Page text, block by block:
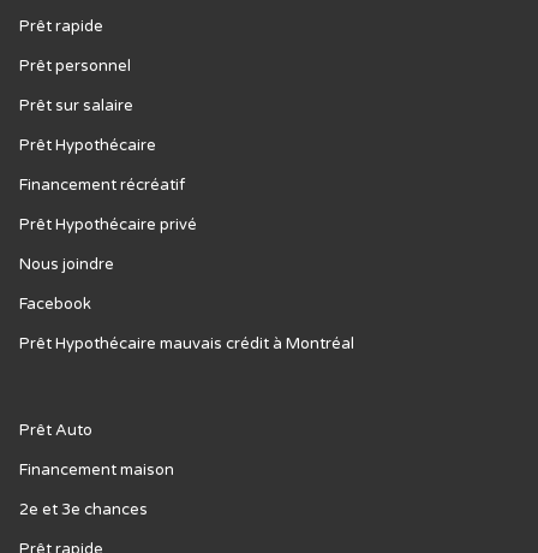
Prêt rapide
Prêt personnel
Prêt sur salaire
Prêt Hypothécaire
Financement récréatif
Prêt Hypothécaire privé
Nous joindre
Facebook
Prêt Hypothécaire mauvais crédit à Montréal
Prêt Auto
Financement maison
2e et 3e chances
Prêt rapide